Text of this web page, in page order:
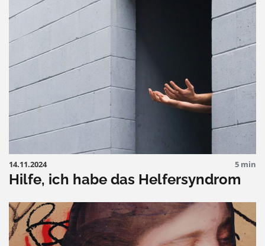
14.11.2024 5 min
Hilfe, ich habe das Helfersyndrom